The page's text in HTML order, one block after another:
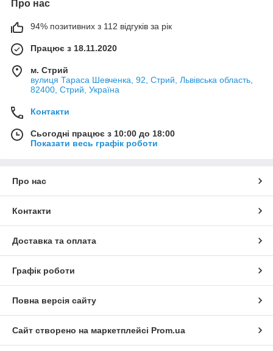
Про нас
94% позитивних з 112 відгуків за рік
Працює з 18.11.2020
м. Стрий
вулиця Тараса Шевченка, 92, Стрий, Львівська область,
82400, Стрий, Україна
Контакти
Сьогодні працює з 10:00 до 18:00
Показати весь графік роботи
Про нас
Контакти
Доставка та оплата
Графік роботи
Повна версія сайту
Сайт створено на маркетплейсі Prom.ua